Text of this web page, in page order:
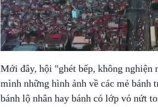
Mới đây, hội "ghét bếp, không nghiện
mình những hình ảnh về các mẻ bánh
bánh lộ nhân hay bánh có lớp vỏ nứt